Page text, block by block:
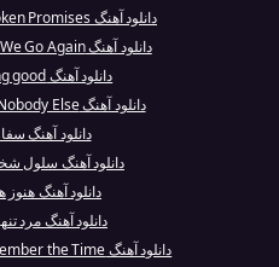
دانلود آهنگ Broken Promises از Ramin Djawadi
دانلود آهنگ Here We Go Again از Marshmello
دانلود آهنگ feeling good از bbno$
دانلود آهنگ Nobody Else از Backstreet Boys
دانلود آهنگ
دانلود آهنگ سلول
دانلود آهنگ هنوز
دانلود آهنگ مرد
دانلود آهنگ Remember the Time از Michael Jackson